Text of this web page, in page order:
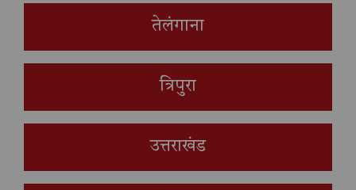
तेलंगाना
त्रिपुरा
उत्तराखंड